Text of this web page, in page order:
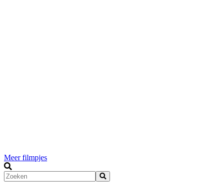
Meer filmpjes